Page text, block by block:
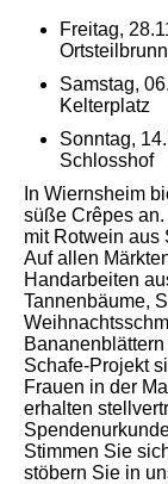
Freitag,
Samstag,
Kelterplatz
Sonntag,
Schlosshof
In Wiernsheim
süße Crêpes
mit Rotwein aus
Auf allen
Handarbeiten
Tannenbäume,
Schafe-Projekt
Frauen in der
erhalten
Stimmen Sie
stöbern Sie in